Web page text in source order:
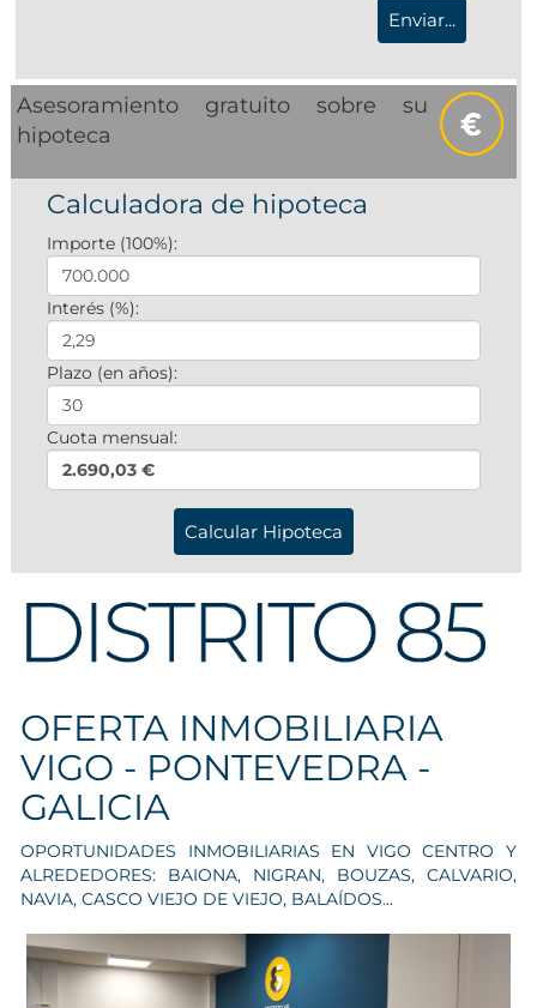
Asesoramiento gratuito sobre su
hipoteca
Calculadora de hipoteca
Importe (100%):
Interés (%):
Plazo (en años):
Cuota mensual:
2.690,03 €
OFERTA INMOBILIARIA
VIGO - PONTEVEDRA -
GALICIA
OPORTUNIDADES INMOBILIARIAS EN VIGO CENTRO Y
ALREDEDORES: BAIONA, NIGRAN, BOUZAS, CALVARIO,
NAVIA, CASCO VIEJO DE VIEJO, BALAÍDOS...